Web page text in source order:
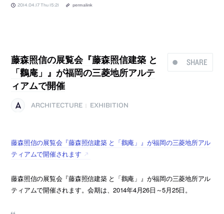
2014.04.17 Thu 15:21 permalink
SHARE
藤森照信の展覧会『藤森照信建築 と
「鸛庵」』が福岡の三菱地所アルテ
ィアムで開催
ARCHITECTURE EXHIBITION
藤森照信の展覧会『藤森照信建築 と「鸛庵」』が福岡の三菱地所アル
ティアムで開催されます
藤森照信の展覧会『藤森照信建築 と「鸛庵」』が福岡の三菱地所アル
ティアムで開催されます。会期は、2014年4月26日～5月25日。